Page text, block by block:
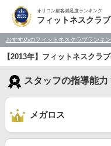
オリコン顧客満足度ランキング
フィットネスクラブ
おすすめのフィットネスクラブランキ
【2013年】フィットネスクラ
スタッフの指導能
メガロス